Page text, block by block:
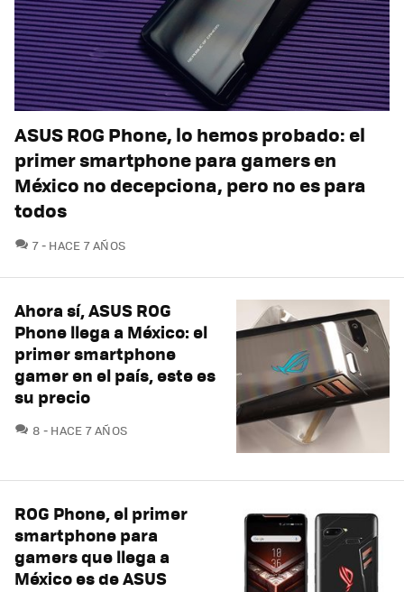
ASUS ROG Phone, lo hemos probado: el
primer smartphone para gamers en
México no decepciona, pero no es para
todos
7COMENTARIOS
HACE 7 AÑOS
Ahora sí, ASUS ROG
Phone llega a México: el
primer smartphone
gamer en el país, este es
su precio
8 COMENTARIOS
HACE 7 AÑOS
ROG Phone, el primer
smartphone para
gamers que llega a
México es de ASUS